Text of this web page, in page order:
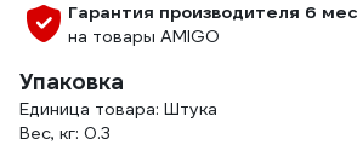
Гарантия производителя 6
на товары AMIGO
Упаковка
Единица товара: Штука
Вес, кг: 0.3